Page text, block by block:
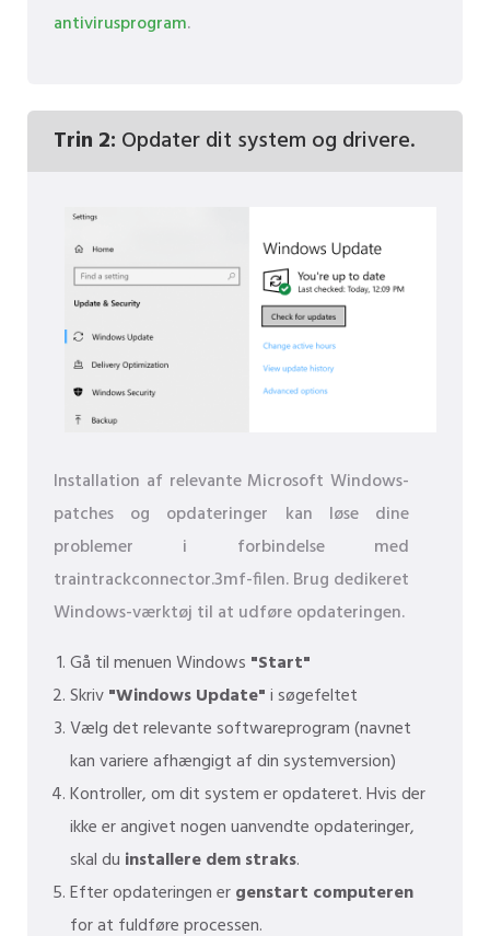
antivirusprogram.
Trin 2: Opdater dit system og drivere.
Installation af relevante Microsoft Windows-
patches og opdateringer kan løse dine
problemer i forbindelse med
traintrackconnector.3mf-filen. Brug dedikeret
Windows-værktøj til at udføre opdateringen.
Gå til menuen Windows "Start"
Skriv"Windows Update"i søgefeltet
Vælg det relevante softwareprogram (navnet
kan variere afhængigt af din systemversion)
Kontroller, om dit system er opdateret. Hvis der
ikke er angivet nogen uanvendte opdateringer,
skal du installere dem straks.
Efter opdateringen ergenstart computeren
for at fuldføre processen.